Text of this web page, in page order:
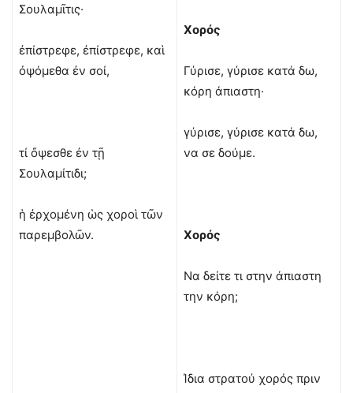
Σουλαμῖτις·
ἐπίστρεφε, ἐπίστρεφε, καὶ
ὀψόμεθα ἐν σοί,
τί ὄψεσθε ἐν τῇ
Σουλαμίτιδι;
ἡ ἐρχομένη ὡς χοροὶ τῶν
παρεμβολῶν.
Χορός
Γύρισε, γύρισε κατά δω,
κόρη άπιαστη·
γύρισε, γύρισε κατά δω,
να σε δούμε.
Χορός
Να δείτε τι στην άπιαστη
την κόρη;
Ίδια στρατού χορός πριν